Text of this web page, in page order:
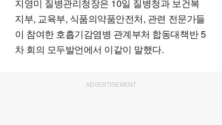
지부, 교육부, 식품의약품안전처, 관련 전문가들
이 참여한 호흡기감염병 관계부처 합동대책반 5
차 회의 모두발언에서 이같이 말했다.
ADVERTISEMENT